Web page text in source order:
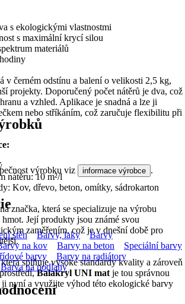
s ekologickými vlastnostmi
s maximální krycí silou
materiálů
v černém odstínu a balení o velikosti 2,5 kg,
projekty. Doporučený počet nátěrů je dva, což
a vzhled. Aplikace je snadná a lze ji
nebo stříkáním, což zaručuje flexibilitu při
nátěru: 10 m²/l
Kov, dřevo, beton, omítky, sádrokarton
značka, která se specializuje na výrobu
Její produkty jsou známé svou
zaměřením, což je v dnešní době pro
splňuje vysoké standardy kvality a zároveň
Balakryl UNI mat je tou správnou
nyní a využijte výhod této ekologické barvy
výrobku viz informace výrobce .
stěn
Barvy, laky
Barvy
na kov Barvy na beton
Speciální barvy
barvy
Barvy na radiátory
Barva na podlahy